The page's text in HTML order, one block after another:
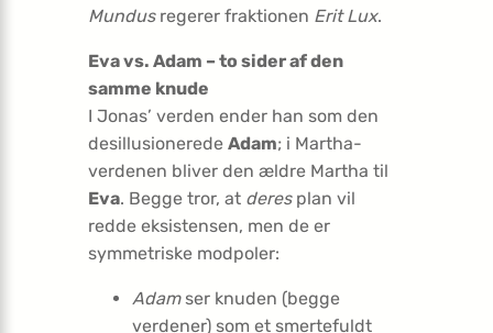
Mundusregerer fraktionen Erit Lux.
Eva vs. Adam – to sider af den
samme knude
I Jonas’ verden ender han som den
desillusionerede Adam; i Martha-
verdenen bliver den ældre Martha til
Eva. Begge tror, at deresplan vil
redde eksistensen, men de er
symmetriske modpoler:
Adamser knuden (begge
verdener) som et smertefuldt